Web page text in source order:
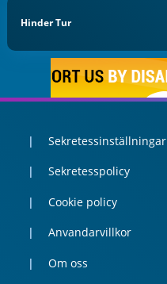
Hinder Tur
Sekretessinställningar
Sekretesspolicy
Cookie policy
Anvandarvillkor
Om oss